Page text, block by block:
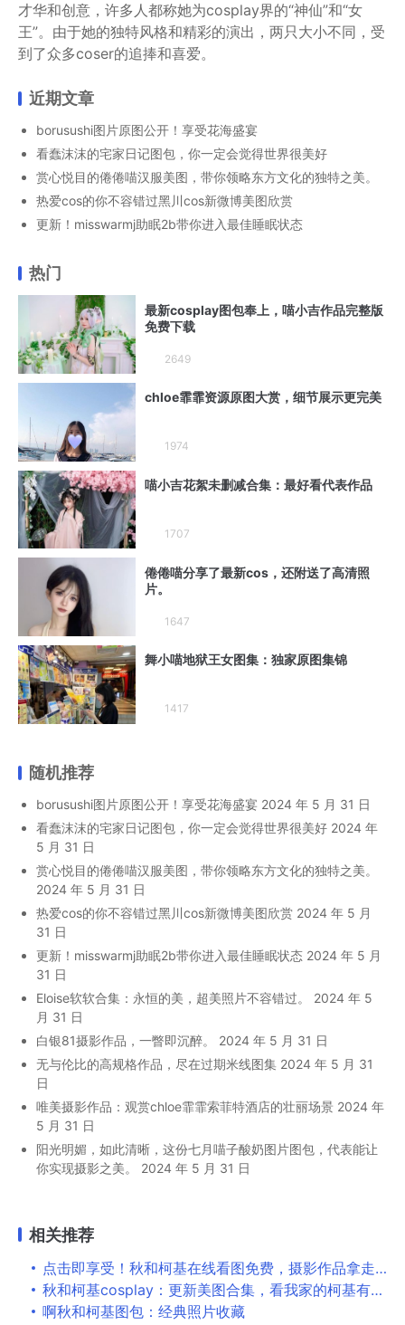
才华和创意，许多人都称她为cosplay界的“神仙”和“女
王”。由于她的独特风格和精彩的演出，两只大小不同，受
到了众多coser的追捧和喜爱。
近期文章
borusushi图片原图公开！享受花海盛宴
看蠢沫沫的宅家日记图包，你一定会觉得世界很美好
赏心悦目的倦倦喵汉服美图，带你领略东方文化的独特之美。
热爱cos的你不容错过黑川cos新微博美图欣赏
更新！misswarmj助眠2b带你进入最佳睡眠状态
热门
最新cosplay图包奉上，喵小吉作品完整版
免费下载
2649
chloe霏霏资源原图大赏，细节展示更完美
1974
喵小吉花絮未删减合集：最好看代表作品
1707
倦倦喵分享了最新cos，还附送了高清照
片。
1647
舞小喵地狱王女图集：独家原图集锦
1417
随机推荐
borusushi图片原图公开！享受花海盛宴 2024 年 5 月 31 日
看蠢沫沫的宅家日记图包，你一定会觉得世界很美好 2024 年
5 月 31 日
赏心悦目的倦倦喵汉服美图，带你领略东方文化的独特之美。
2024 年 5 月 31 日
热爱cos的你不容错过黑川cos新微博美图欣赏 2024 年 5 月
31 日
更新！misswarmj助眠2b带你进入最佳睡眠状态 2024 年 5 月
31 日
Eloise软软合集：永恒的美，超美照片不容错过。
2024 年 5
月 31 日
白银81摄影作品，一瞥即沉醉。
2024 年 5 月 31 日
无与伦比的高规格作品，尽在过期米线图集 2024 年 5 月 31
日
唯美摄影作品：观赏chloe霏霏索菲特酒店的壮丽场景 2024 年
5 月 31 日
阳光明媚，如此清晰，这份七月喵子酸奶图片图包，代表能让
你实现摄影之美。
2024 年 5 月 31 日
相关推荐
点击即享受！秋和柯基在线看图免费，摄影作品拿走不谢
秋和柯基cosplay：更新美图合集，看我家的柯基有多可爱
啊秋和柯基图包：经典照片收藏